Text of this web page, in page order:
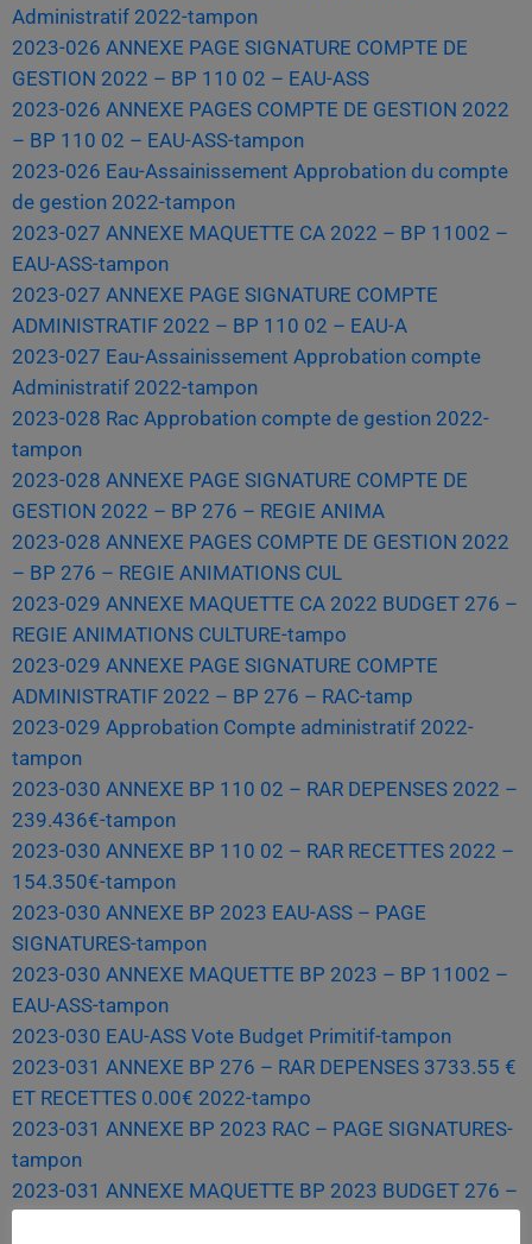
Administratif 2022-tampon
2023-026 ANNEXE PAGE SIGNATURE COMPTE DE
GESTION 2022 – BP 110 02 – EAU-ASS
2023-026 ANNEXE PAGES COMPTE DE GESTION 2022
– BP 110 02 – EAU-ASS-tampon
2023-026 Eau-Assainissement Approbation du compte
de gestion 2022-tampon
2023-027 ANNEXE MAQUETTE CA 2022 – BP 11002 –
EAU-ASS-tampon
2023-027 ANNEXE PAGE SIGNATURE COMPTE
ADMINISTRATIF 2022 – BP 110 02 – EAU-A
2023-027 Eau-Assainissement Approbation compte
Administratif 2022-tampon
2023-028 Rac Approbation compte de gestion 2022-
tampon
2023-028 ANNEXE PAGE SIGNATURE COMPTE DE
GESTION 2022 – BP 276 – REGIE ANIMA
2023-028 ANNEXE PAGES COMPTE DE GESTION 2022
– BP 276 – REGIE ANIMATIONS CUL
2023-029 ANNEXE MAQUETTE CA 2022 BUDGET 276 –
REGIE ANIMATIONS CULTURE-tampo
2023-029 ANNEXE PAGE SIGNATURE COMPTE
ADMINISTRATIF 2022 – BP 276 – RAC-tamp
2023-029 Approbation Compte administratif 2022-
tampon
2023-030 ANNEXE BP 110 02 – RAR DEPENSES 2022 –
239.436€-tampon
2023-030 ANNEXE BP 110 02 – RAR RECETTES 2022 –
154.350€-tampon
2023-030 ANNEXE BP 2023 EAU-ASS – PAGE
SIGNATURES-tampon
2023-030 ANNEXE MAQUETTE BP 2023 – BP 11002 –
EAU-ASS-tampon
2023-030 EAU-ASS Vote Budget Primitif-tampon
2023-031 ANNEXE BP 276 – RAR DEPENSES 3733.55 €
ET RECETTES 0.00€ 2022-tampo
2023-031 ANNEXE BP 2023 RAC – PAGE SIGNATURES-
tampon
2023-031 ANNEXE MAQUETTE BP 2023 BUDGET 276 –